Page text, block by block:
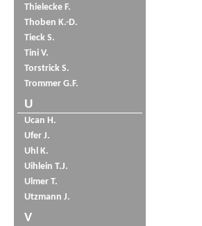
Thielecke F.
Thoben K.-D.
Tieck S.
Tini V.
Torstrick S.
Trommer G.F.
U
Ucan H.
Ufer J.
Uhl K.
Uihlein T.J.
Ulmer T.
Utzmann J.
V